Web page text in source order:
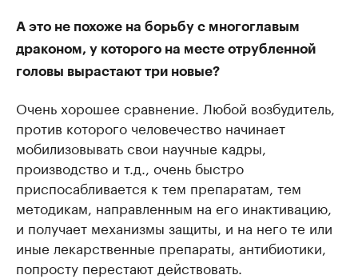
А это не похоже на борьбу с многоглавым
драконом, у которого на месте отрубленной
головы вырастают три новые?
Очень хорошее сравнение. Любой возбудитель,
против которого человечество начинает
мобилизовывать свои научные кадры,
производство и т.д., очень быстро
приспосабливается к тем препаратам, тем
методикам, направленным на его инактивацию,
и получает механизмы защиты, и на него те или
иные лекарственные препараты, антибиотики,
попросту перестают действовать.